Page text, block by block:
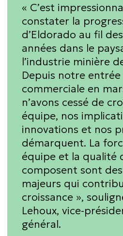
« C’est
constater la
d’Eldorado au fil
années dans le
l’industrie minière
Depuis notre
commerciale en
n’avons cessé de
équipe, nos
innovations et nos
démarquent. La
équipe et la qualité
composent sont
majeurs qui
croissance »,
Lehoux, vice-
général.